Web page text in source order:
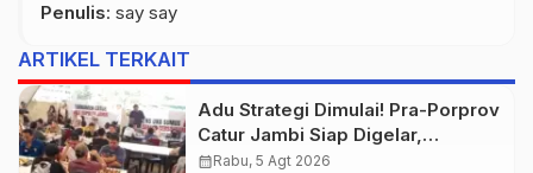
Penulis: say say
ARTIKEL TERKAIT
Adu Strategi Dimulai! Pra-Porprov
Catur Jambi Siap Digelar,
Libatkan 72 Atlet
calendar_monthRabu, 5 Agt 2026